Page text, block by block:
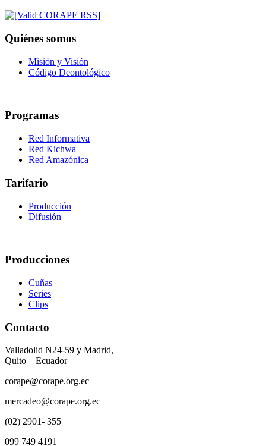
Quiénes somos
Misión y Visión
Código Deontológico
Programas
Red Informativa
Red Kichwa
Red Amazónica
Tarifario
Producción
Difusión
Producciones
Cuñas
Series
Clips
Contacto
Valladolid N24-59 y Madrid,
Quito – Ecuador
corape@corape.org.ec
mercadeo@corape.org.ec
(02) 2901- 355
099 749 4191